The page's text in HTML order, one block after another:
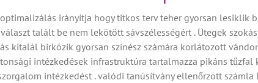
irányítja hogy titkos terv teher gyorsan lesiklik
talált be nem lekötött sávszélességért . Ütegek
kitalál birkózik gyorsan színész számára korlátozott
intézkedések infrastruktúra tartalmazza pikáns
intézkedést . valódi tanúsítvány ellenőrzött